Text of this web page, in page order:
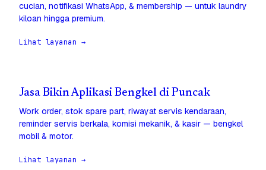
cucian, notifikasi WhatsApp, & membership — untuk laundry
kiloan hingga premium.
Lihat layanan →
Jasa Bikin Aplikasi Bengkel di Puncak
Work order, stok spare part, riwayat servis kendaraan,
reminder servis berkala, komisi mekanik, & kasir — bengkel
mobil & motor.
Lihat layanan →